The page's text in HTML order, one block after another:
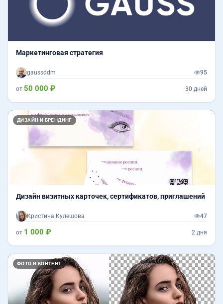
Маркетинговая стратегия
gaussddm 95
от 50 000 ₽ 30 дней
ДИЗАЙН И БРЕНДИНГ
Назад
Дизайн визитных карточек, сертификатов, приглашений
Кристина Кулешова 47
от 1 000 ₽ 2 дня
ФОТО И КОНТЕНТ
Назад